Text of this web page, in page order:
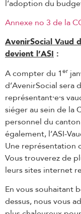
l’adoption du
Annexe no 3 de la
AvenirSocial Vaud
devient l’ASI :
A compter du 1er
d’AvenirSocial sera
représentant⸱e⸱s
siéger au sein de la
personnel du
également, l’ASI-
Une représentation
Vous trouverez de
leurs sites internet
En vous souhaitant
dessus, nous vous